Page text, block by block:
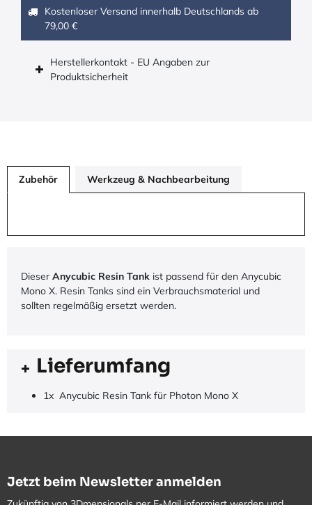
Kostenloser Versand innerhalb Deutschlands ab
79,00 €
Herstellerkontakt - EU Angaben zur
Produktsicherheit
Zubehör Werkzeug & Nachbearbeitung
Dieser Anycubic Resin Tank ist passend für den Anycubic
Mono X. Resin Tanks sind ein Verbrauchsmaterial und
sollten regelmäßig ersetzt werden.
Lieferumfang
1x Anycubic Resin Tank für Photon Mono X
Jetzt beim Newsletter anmelden